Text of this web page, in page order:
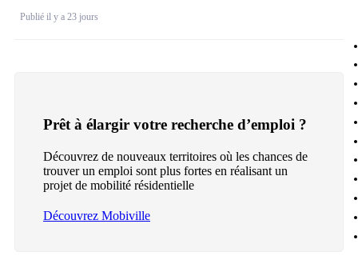
Publié il y a 23 jours
Prêt à élargir votre recherche d’emploi ?
Découvrez de nouveaux territoires où les chances de
trouver un emploi sont plus fortes en réalisant un
projet de mobilité résidentielle
Découvrez Mobiville